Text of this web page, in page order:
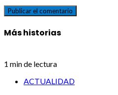
Más historias
1 min de lectura
ACTUALIDAD